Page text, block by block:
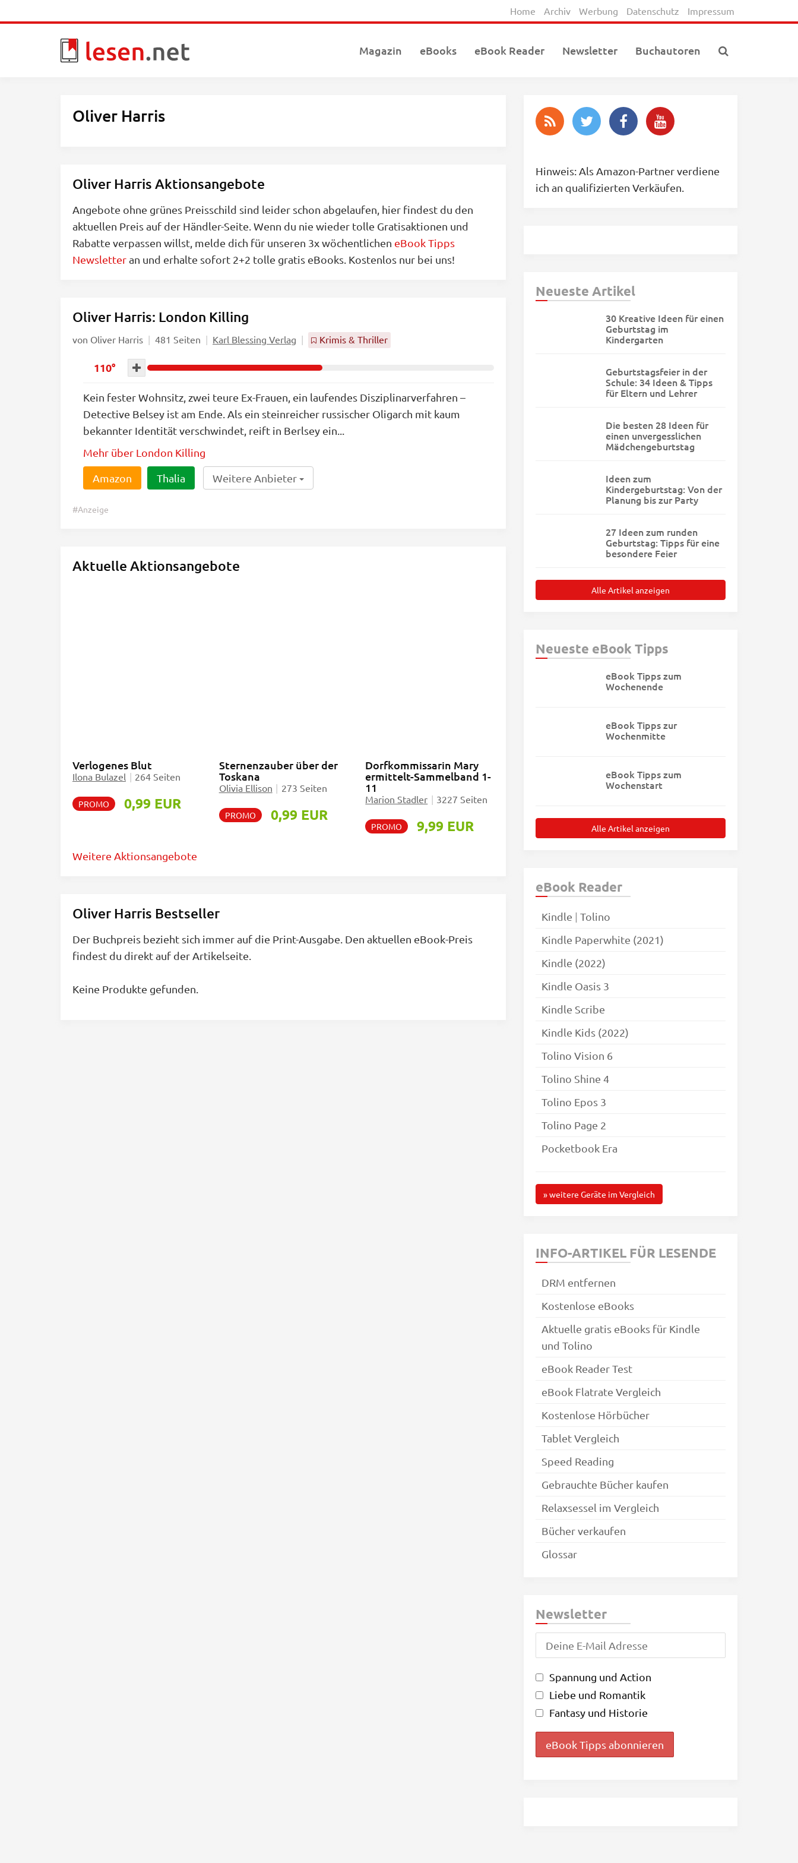
to
Home Archiv Werbung Datenschutz Impressum
Magazin eBooks eBook Reader Newsletter Buchautoren
Oliver Harris
Oliver Harris Aktionsangebote
Angebote ohne grünes Preisschild sind leider schon abgelaufen, hier findest du den
aktuellen Preis auf der Händler-Seite. Wenn du nie wieder tolle Gratisaktionen und
Rabatte verpassen willst, melde dich für unseren 3x wöchentlichen eBook Tipps
Newsletteran und erhalte sofort 2+2 tolle gratis eBooks. Kostenlos nur bei uns!
Oliver Harris: London Killing
von Oliver Harris 481 Seiten Karl Blessing Verlag Krimis & Thriller
110°
Kein fester Wohnsitz, zwei teure Ex-Frauen, ein laufendes Disziplinarverfahren –
Detective Belsey ist am Ende. Als ein steinreicher russischer Oligarch mit kaum
bekannter Identität verschwindet, reift in Berlsey ein...
Mehr über London Killing
Amazon Thalia Weitere Anbieter
#Anzeige
Aktuelle Aktionsangebote
Verlogenes Blut
Ilona Bulazel | 264 Seiten
PROMO 0,99 EUR
Sternenzauber über der
Toskana
Olivia Ellison | 273 Seiten
PROMO 0,99 EUR
Dorfkommissarin Mary
ermittelt-Sammelband 1-
11
Marion Stadler | 3227 Seiten
PROMO 9,99 EUR
Weitere Aktionsangebote
Oliver Harris Bestseller
Der Buchpreis bezieht sich immer auf die Print-Ausgabe. Den aktuellen eBook-Preis
findest du direkt auf der Artikelseite.
Keine Produkte gefunden.
Hinweis: Als Amazon-Partner verdiene
ich an qualifizierten Verkäufen.
Neueste Artikel
30 Kreative Ideen für einen
Geburtstag im
Kindergarten
Geburtstagsfeier in der
Schule: 34 Ideen & Tipps
für Eltern und Lehrer
Die besten 28 Ideen für
einen unvergesslichen
Mädchengeburtstag
Ideen zum
Kindergeburtstag: Von der
Planung bis zur Party
27 Ideen zum runden
Geburtstag: Tipps für eine
besondere Feier
Alle Artikel anzeigen
Neueste eBook Tipps
eBook Tipps zum
Wochenende
eBook Tipps zur
Wochenmitte
eBook Tipps zum
Wochenstart
Alle Artikel anzeigen
eBook Reader
Kindle | Tolino
Kindle Paperwhite (2021)
Kindle (2022)
Kindle Oasis 3
Kindle Scribe
Kindle Kids (2022)
Tolino Vision 6
Tolino Shine 4
Tolino Epos 3
Tolino Page 2
Pocketbook Era
» weitere Geräte im Vergleich
INFO-ARTIKEL FÜR LESENDE
DRM entfernen
Kostenlose eBooks
Aktuelle gratis eBooks für Kindle
und Tolino
eBook Reader Test
eBook Flatrate Vergleich
Kostenlose Hörbücher
Tablet Vergleich
Speed Reading
Gebrauchte Bücher kaufen
Relaxsessel im Vergleich
Bücher verkaufen
Glossar
Newsletter
Spannung und Action
Liebe und Romantik
Fantasy und Historie